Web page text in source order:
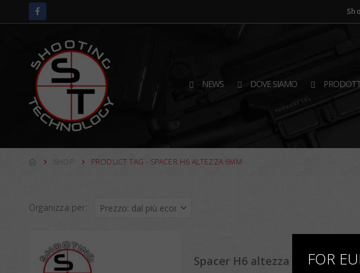
NEWS DOVE SIAMO
SHOP PRODUCT TAG - SPACER H6 ALTEZZA 6MM
Organizza per:
Spacer H6 altezza 6mmFOR